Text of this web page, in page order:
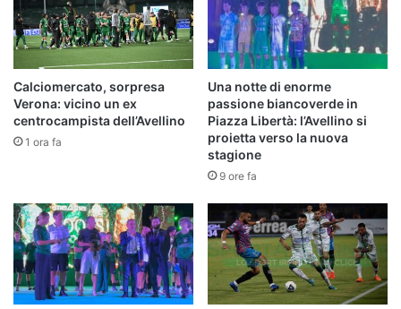
Calciomercato, sorpresa
Verona: vicino un ex
centrocampista dell’Avellino
1 ora fa
Una notte di enorme
passione biancoverde in
Piazza Libertà: l’Avellino si
proietta verso la nuova
stagione
9 ore fa